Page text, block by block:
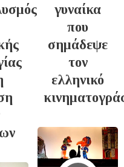
γυναίκα
που
σημάδεψε
τον
ελληνικό